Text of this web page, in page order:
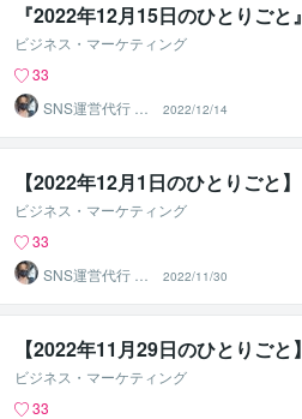
『2022年12月15日のひとりごと』⁡
ビジネス・マーケティング
33
SNS運営代行 ま
るなげ
2022/12/14
【2022年12月1日のひとりごと】⁡
ビジネス・マーケティング
33
SNS運営代行 ま
るなげ
2022/11/30
【2022年11月29日のひとりごと】⁡
ビジネス・マーケティング
33